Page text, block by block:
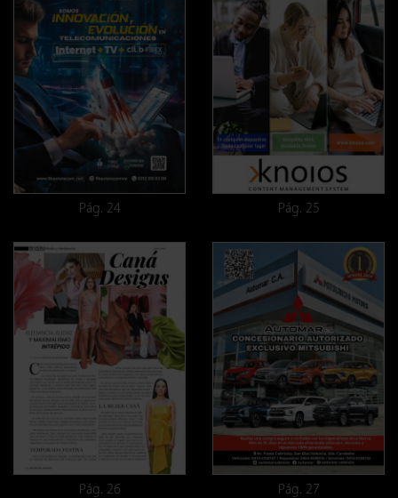
Pág. 24 Pág. 25
Pág. 26 Pág. 27